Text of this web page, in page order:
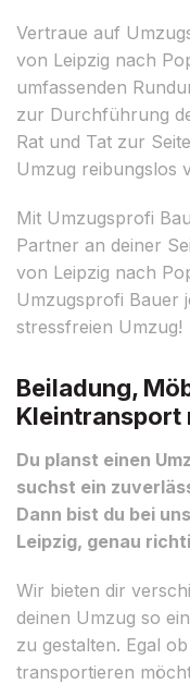
Vertraue auf
von Leipzig nach
umfassenden
zur Durchführung
Rat und Tat zur
Umzug reibungslos
Mit Umzugsprofi
Partner an deiner
von Leipzig nach
Umzugsprofi Bauer
stressfreien Umzug!
Beiladung,
Kleintransport
Du planst einen
suchst ein
Dann bist du bei
Leipzig, genau
Wir bieten dir
deinen Umzug so
zu gestalten. Egal
transportieren